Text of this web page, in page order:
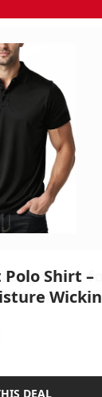
Shirt –
Work
DEAL